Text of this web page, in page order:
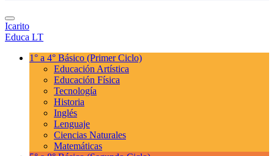
Icarito
Educa LT
1° a 4° Básico (Primer Ciclo)
Educación Artística
Educación Física
Tecnología
Historia
Inglés
Lenguaje
Ciencias Naturales
Matemáticas